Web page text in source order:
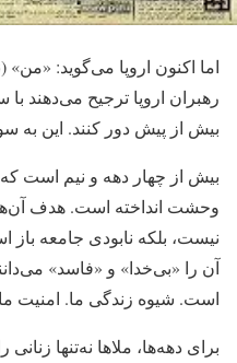
اما اکنون اروپا می‌گوید: «من»
رهبران اروپا ترجیح می‌دهند
بیش از پیش دور کنند. این به
بیش از چهار دهه و نیم است که
وحشت انداخته است. هدف آن‌ها
نیست، بلکه نابودی جامعه
آن را «بی‌خدا» و «فاسد»
است. شیوه زندگی ما. امنیت
برای دهه‌ها، ملاها نه‌تنها